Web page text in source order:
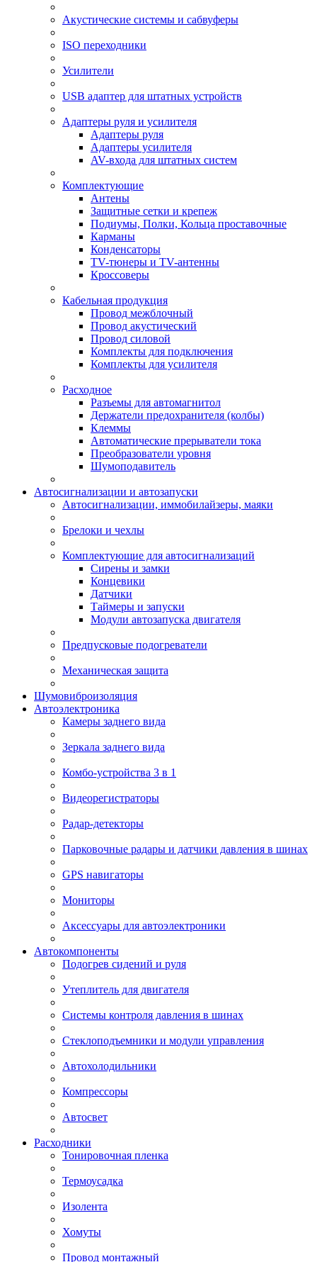
Акустические системы и сабвуферы
ISO переходники
Усилители
USB адаптер для штатных устройств
Адаптеры руля и усилителя
Адаптеры руля
Адаптеры усилителя
AV-входа для штатных систем
Комплектующие
Антены
Защитные сетки и крепеж
Подиумы, Полки, Кольца проставочные
Карманы
Конденсаторы
TV-тюнеры и TV-антенны
Кроссоверы
Кабельная продукция
Провод межблочный
Провод акустический
Провод силовой
Комплекты для подключения
Комплекты для усилителя
Расходное
Разъемы для автомагнитол
Держатели предохранителя (колбы)
Клеммы
Автоматические прерыватели тока
Преобразователи уровня
Шумоподавитель
Автосигнализации и автозапуски
Автосигнализации, иммобилайзеры, маяки
Брелоки и чехлы
Комплектующие для автосигнализаций
Сирены и замки
Концевики
Датчики
Таймеры и запуски
Модули автозапуска двигателя
Предпусковые подогреватели
Механическая защита
Шумовиброизоляция
Автоэлектроника
Камеры заднего вида
Зеркала заднего вида
Комбо-устройства 3 в 1
Видеорегистраторы
Радар-детекторы
Парковочные радары и датчики давления в шинах
GPS навигаторы
Мониторы
Аксессуары для автоэлектроники
Автокомпоненты
Подогрев сидений и руля
Утеплитель для двигателя
Системы контроля давления в шинах
Стеклоподъемники и модули управления
Автохолодильники
Компрессоры
Автосвет
Расходники
Тонировочная пленка
Термоусадка
Изолента
Хомуты
Провод монтажный